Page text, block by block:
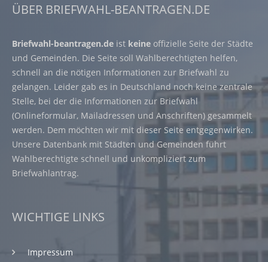
ÜBER BRIEFWAHL-BEANTRAGEN.DE
Briefwahl-beantragen.de ist keine offizielle Seite der Städte
und Gemeinden. Die Seite soll Wahlberechtigten helfen,
schnell an die nötigen Informationen zur Briefwahl zu
gelangen. Leider gab es in Deutschland noch keine zentrale
Stelle, bei der die Informationen zur Briefwahl
(Onlineformular, Mailadressen und Anschriften) gesammelt
werden. Dem möchten wir mit dieser Seite entgegenwirken.
Unsere Datenbank mit Städten und Gemeinden führt
Wahlberechtigte schnell und unkompliziert zum
Briefwahlantrag.
WICHTIGE LINKS
Impressum